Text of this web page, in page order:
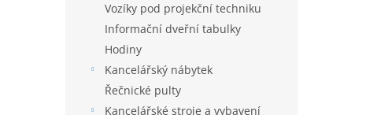
Vozíky pod projekční techniku
Informační dveřní tabulky
Hodiny
Kancelářský nábytek
Řečnické pulty
Kancelářské stroje a vybavení